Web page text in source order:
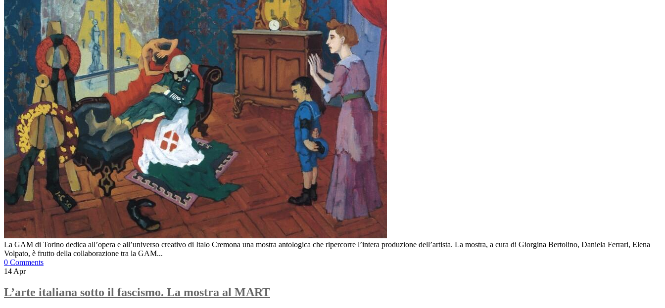
La GAM di Torino dedica all’opera e all’universo creativo di Italo Cremona una mostra antologica che ripercorre l’intera produzione dell’artista. La mostra, a cura di Giorgina Bertolino, Daniela Ferrari, Elena
Volpato, è frutto della collaborazione tra la GAM...
0 Comments
14 Apr
L’arte italiana sotto il fascismo. La mostra al MART